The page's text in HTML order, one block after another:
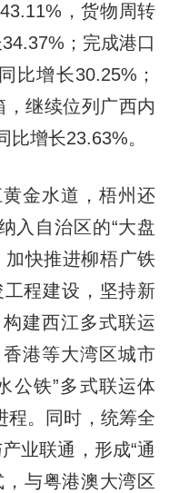
，货物周转
；完成港口
比增长30.25%；
继续位列广西内
增长23.63%。
金水道，梧州还
入自治区的“大盘
加快推进柳梧广铁
程建设，坚持新
建西江多式联运
港等大湾区城市
公铁”多式联运体
程。同时，统筹全
业联通，形成“通
与粤港澳大湾区